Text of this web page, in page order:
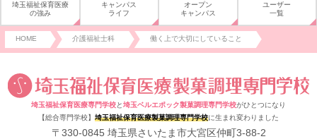
埼玉福祉保育医療
の強み
キャンパス
ライフ
オープン
キャンパス
ユーザー
一覧
HOME 介護福祉士科 働く上で大切にしていること
埼玉福祉保育医療専門学校と埼玉ベルエポック製菓調理専門学校がひとつになり
【総合専門学校】 埼玉福祉保育医療製菓調理専門学校に生まれ変わりました
〒330-0845 埼玉県さいたま市大宮区仲町3-88-2